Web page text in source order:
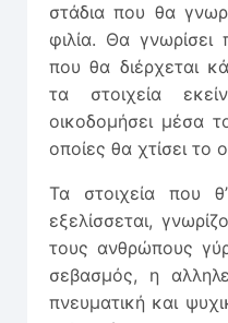
στάδια που θα
φιλία. Θα
που θα διέρχεται
τα στοιχεία
οικοδομήσει μέσα
οποίες θα χτίσει το
Τα στοιχεία που
εξελίσσεται,
τους ανθρώπους
σεβασμός, η
πνευματική και